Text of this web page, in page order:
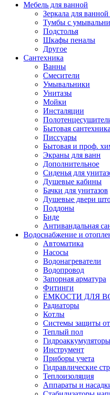
Мебель для ванной
Зеркала для
Тумбы с
Подстолья
Шкафы пеналы
Другое
Сантехника
Ванны
Смесители
Умывальники
Унитазы
Мойки
Инсталяции
Бытовая сантехника
Писсуары
Бытовая и проф.
Экраны для ванн
Дополнительное
Сиденья для
Душевые кабины
Бачки для унитазов
Душевые двери
Поддоны
Биде
Антивандальная
Водоснабжение и
Автоматика
Насосы
Водонагреватели
Водопровод
Запорная арматура
Фитинги
ЁМКОСТИ ДЛЯ
Радиаторы
Котлы
Системы защиты от
Теплый пол
Гидроаккумуляторы
Инструмент
Приборы учета
Гидравлические
Теплоизоляция
Аппараты и